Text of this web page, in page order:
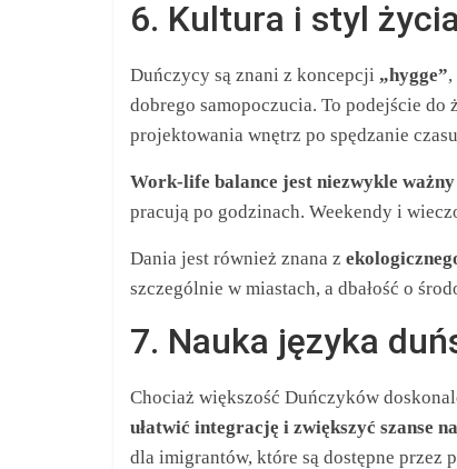
6. Kultura i styl
Duńczycy są znani z koncepcji „hygge”
dobrego samopoczucia. To podejście
projektowania wnętrz po spędzanie
Work-life balance jest niezwykle
pracują po godzinach. Weekendy i
Dania jest również znana z
szczególnie w miastach, a dbałość o
7. Nauka języka
Chociaż większość Duńczyków
ułatwić integrację i zwiększyć szanse
dla imigrantów, które są dostępne przez